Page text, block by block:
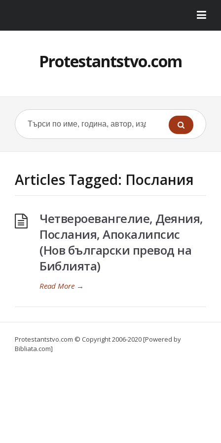
Protestantstvo.com
Articles Tagged: Послания
Четвероевангелие, Деяния,
Послания, Апокалипсис
(Нов български превод на
Библията)
Read More →
Protestantstvo.com © Copyright 2006-2020 [Powered by
Bibliata.com]